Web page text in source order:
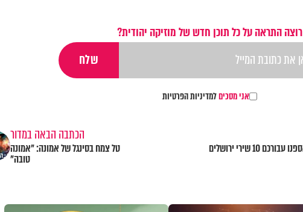
רוצה התראה על כל תוכן חדש של מוזיקה יהודית?
אני מסכיםלמדיניות הפרטיות
אם אשכחך: לכבוד יום ירושלים, אספנו עבורכם 10 שירי ירושלים
הכתבה הבאה במדור
טל צמח בסינגל של אמונה: "אמונה
טובה"